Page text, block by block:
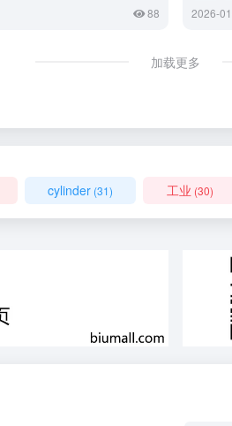
88 2026-
加载更多
cylinder (31) 工业 (30)